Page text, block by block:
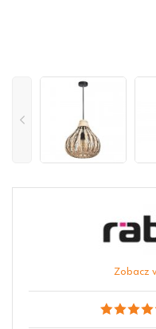
Zobacz